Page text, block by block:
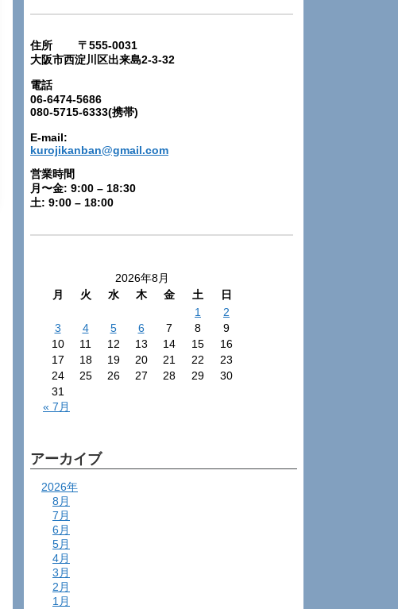
住所 〒555-0031
大阪市西淀川区出来島2-3-32
電話
06-6474-5686
080-5715-6333(携帯)
E-mail:
kurojikanban@gmail.com
営業時間
月〜金: 9:00 – 18:30
土: 9:00 – 18:00
2026年8月
月
火 水 木 金 土
日
1
2
3
4 5 6 7 8
9
10
11 12 13 14 15
16
17
18 19 20 21 22
23
24
25 26 27 28 29
30
31
« 7月
アーカイブ
2026年
8月
7月
6月
5月
4月
3月
2月
1月